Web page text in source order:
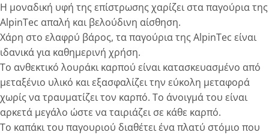
Η μοναδική υφή της επίστρωσης χαρίζει στα παγούρια της
AlpinTec απαλή και βελούδινη αίσθηση.
Χάρη στο ελαφρύ βάρος, τα παγούρια της AlpinTec είναι
ιδανικά για καθημερινή χρήση.
To ανθεκτικό λουράκι καρπού είναι κατασκευασμένο από
μεταξένιο υλικό και εξασφαλίζει την εύκολη μεταφορά
χωρίς να τραυματίζει τον καρπό. Το άνοιγμά του είναι
αρκετά μεγάλο ώστε να ταιριάζει σε κάθε καρπό.
Το καπάκι του παγουριού διαθέτει ένα πλατύ στόμιο που